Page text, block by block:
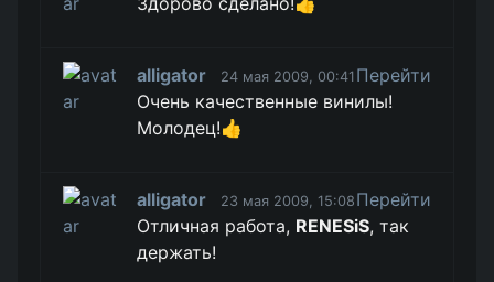
alligator 24 мая 2009, 00:41 Перейти
Очень качественные винилы!
Молодец!👍
alligator 23 мая 2009, 15:08 Перейти
Отличная работа, RENESiS, так
держать!